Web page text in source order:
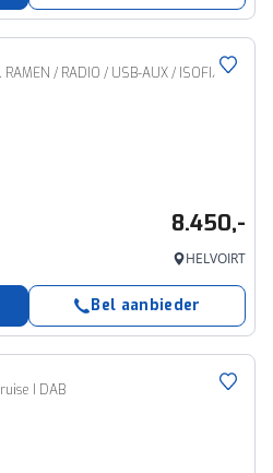
RAMEN / RADIO / USB-AUX / ISOFIX
8.450,-
HELVOIRT
Bel aanbieder
I DAB